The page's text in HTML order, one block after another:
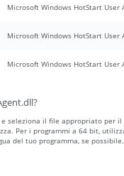
Microsoft Windows HotStart User
Microsoft Windows HotStart User
Microsoft Windows HotStart User
seleziona il file appropriato per
Per i programmi a 64 bit,
del tuo programma, se